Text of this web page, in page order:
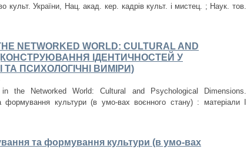
культ. України, Нац. акад. кер. кадрів культ. і мистец. ; Наук. тов.
NETWORKED WORLD: CULTURAL AND
(КОНСТРУЮВАННЯ ІДЕНТИЧНОСТЕЙ У
ТА ПСИХОЛОГІЧНІ ВИМІРИ)
the Networked World: Cultural and Psychological Dimensions.
формування культури (в умо-вах воєнного стану) : матеріали І
та формування культури (в умо-вах